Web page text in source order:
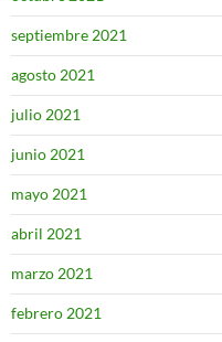
septiembre 2021
agosto 2021
julio 2021
junio 2021
mayo 2021
abril 2021
marzo 2021
febrero 2021